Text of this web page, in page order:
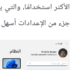
الأكثر استخدامًا،
جزء من الإعدادات